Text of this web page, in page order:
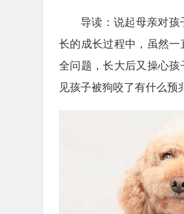
导读：说起母亲对孩
长的成长过程中，虽然
全问题，长大后又操心
见孩子被狗咬了有什么预